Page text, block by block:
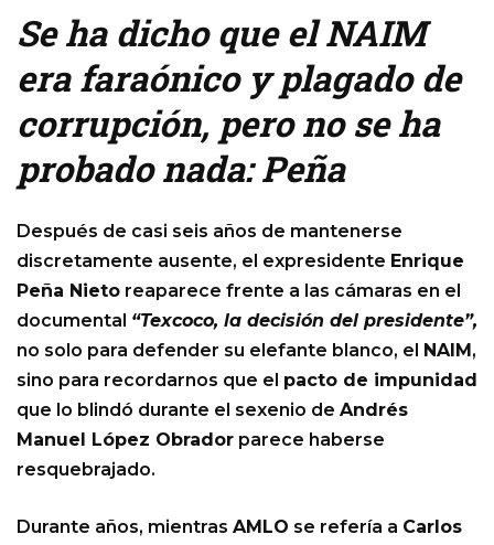
Se ha dicho que el NAIM
era faraónico y plagado de
corrupción, pero no se ha
probado nada: Peña
Después de casi seis años de mantenerse
discretamente ausente, el expresidente Enrique
Peña Nieto reaparece frente a las cámaras en el
documental “Texcoco, la decisión del presidente”,
no solo para defender su elefante blanco, el NAIM,
sino para recordarnos que el pacto de impunidad
que lo blindó durante el sexenio de Andrés
Manuel López Obrador parece haberse
resquebrajado.
Durante años, mientras AMLO se refería a Carlos